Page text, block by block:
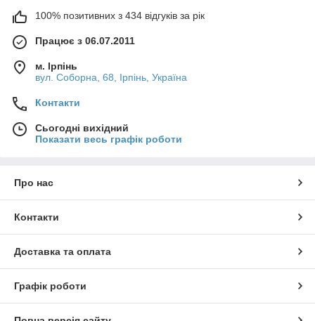
100% позитивних з 434 відгуків за рік
Працює з 06.07.2011
м. Ірпінь
вул. Соборна, 68, Ірпінь, Україна
Контакти
Сьогодні вихідний
Показати весь графік роботи
Про нас
Контакти
Доставка та оплата
Графік роботи